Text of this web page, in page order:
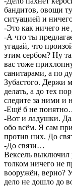
бандитов, овощи
ситуацией и
-Это как ничего не
-А что ты
угадай, что
этим сербом? Ну
вас тоже
санитарами, а по
Зубастого. Держи
делать, а до тех
следите за ними и
-Ещё б не
-Вот и ладушки.
обо всём. Я сам
против них. До
-До связи…
Вексель выключил
толком ничего не
вооружён, верно?
дело не дошло до